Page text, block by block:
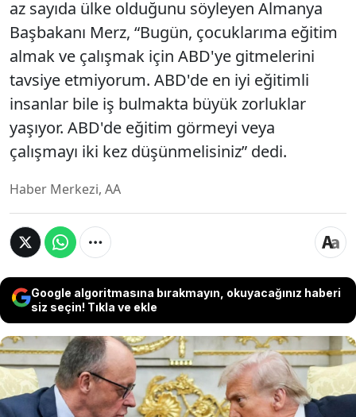
az sayıda ülke olduğunu söyleyen Almanya
Başbakanı Merz, “Bugün, çocuklarıma eğitim
almak ve çalışmak için ABD'ye gitmelerini
tavsiye etmiyorum. ABD'de en iyi eğitimli
insanlar bile iş bulmakta büyük zorluklar
yaşıyor. ABD'de eğitim görmeyi veya
çalışmayı iki kez düşünmelisiniz” dedi.
Haber Merkezi, AA
Google algoritmasına bırakmayın, okuyacağınız haberi
siz seçin! Tıkla ve ekle
Gençlere Almanya kadar fırsatlar sunan çok az
sayıda ülke olduğunu söyleyen Almanya
Başbakanı Merz, “Bugün, çocuklarıma eğitim